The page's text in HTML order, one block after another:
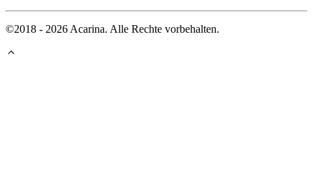
©2018 - 2026 Acarina. Alle Rechte vorbehalten.